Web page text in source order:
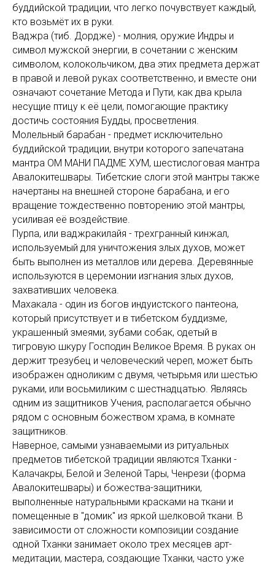
буддийской традиции, что легко почувствует каждый,
кто возьмёт их в руки.
Ваджра (тиб. Дордже) - молния, оружие Индры и
символ мужской энергии, в сочетании с женским
символом, колокольчиком, два этих предмета держат
в правой и левой руках соответственно, и вместе они
означают сочетание Метода и Пути, как два крыла
несущие птицу к её цели, помогающие практику
достичь состояния Будды, просветления.
Молельный барабан - предмет исключительно
буддийской традиции, внутри которого запечатана
мантра ОМ МАНИ ПАДМЕ ХУМ, шестислоговая мантра
Авалокитешвары. Тибетские слоги этой мантры также
начертаны на внешней стороне барабана, и его
вращение тождественно повторению этой мантры,
усиливая её воздействие.
Пурпа, или ваджракилайя - трехгранный кинжал,
используемый для уничтожения злых духов, может
быть выполнен из металлов или дерева. Деревянные
используются в церемонии изгнания злых духов,
захвативших человека.
Махакала - один из богов индуистского пантеона,
который присутствует и в тибетском буддизме,
украшенный змеями, зубами собак, одетый в
тигровую шкуру Господин Великое Время. В руках он
держит трезубец и человеческий череп, может быть
изображен одноликим с двумя, четырьмя или шестью
руками, или восьмиликим с шестнадцатью. Являясь
одним из защитников Учения, располагается обычно
рядом с основным божеством храма, в комнате
защитников.
Наверное, самыми узнаваемыми из ритуальных
предметов тибетской традиции являются Тханки -
Калачакры, Белой и Зеленой Тары, Ченрези (форма
Авалокитешвары) и божества-защитники,
выполненные натуральными красками на ткани и
помещенные в "домик" из яркой шелковой ткани. В
зависимости от сложности композиции создание
одной Тханки занимает около трех месяцев арт-
медитации, мастера, создающие Тханки, часто уже